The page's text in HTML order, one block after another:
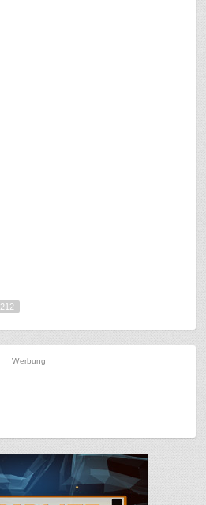
212
Werbung